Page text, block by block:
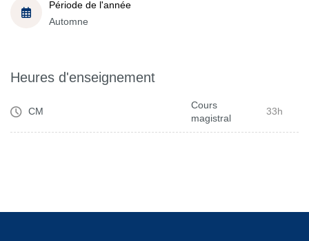
Période de l'année
Automne
Heures d'enseignement
CM
Cours
magistral
33h